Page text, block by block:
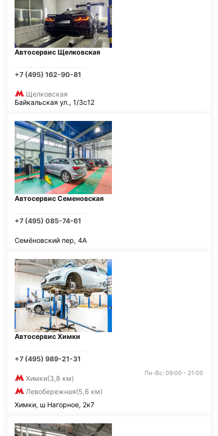
Автосервис Щелковская
+7 (495) 162-90-81
Щелковская
Байкальская ул., 1/3с12
Автосервис Семеновская
+7 (495) 085-74-61
Семёновский пер, 4А
Автосервис Химки
+7 (495) 989-21-31
Химки(3,8 км)
Левобережная(5,6 км)
Пн-Вс: 09:00 - 21:00
Химки, ш Нагорное, 2к7